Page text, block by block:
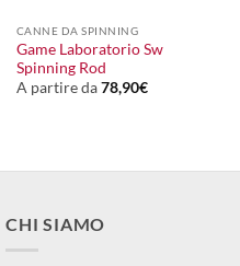
CANNE DA SPINNING
Game Laboratorio Sw
Spinning Rod
A partire da78,90€
CHI SIAMO